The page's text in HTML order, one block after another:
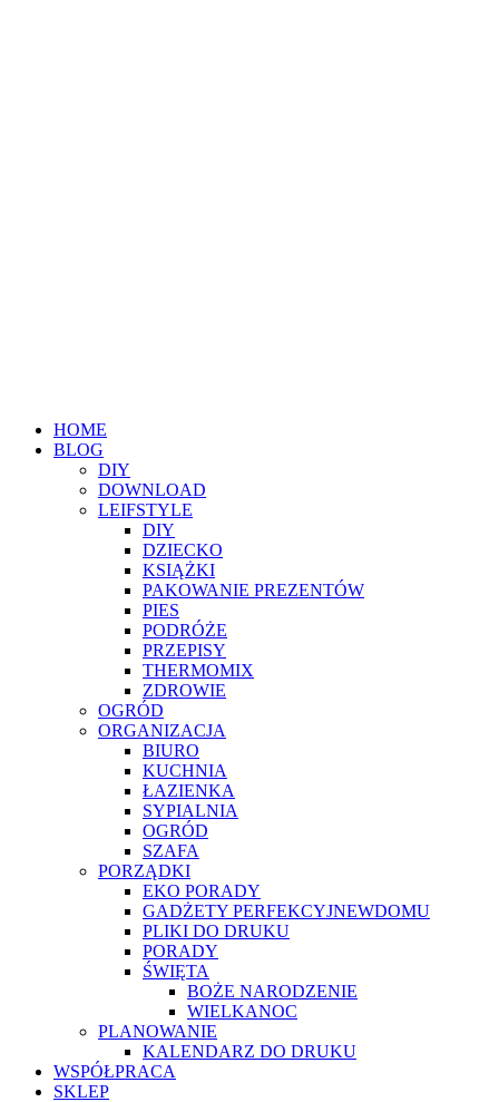
HOME
BLOG
DIY
DOWNLOAD
LEIFSTYLE
DIY
DZIECKO
KSIĄŻKI
PAKOWANIE PREZENTÓW
PIES
PODRÓŻE
PRZEPISY
THERMOMIX
ZDROWIE
OGRÓD
ORGANIZACJA
BIURO
KUCHNIA
ŁAZIENKA
SYPIALNIA
OGRÓD
SZAFA
PORZĄDKI
EKO PORADY
GADŻETY PERFEKCYJNEWDOMU
PLIKI DO DRUKU
PORADY
ŚWIĘTA
BOŻE NARODZENIE
WIELKANOC
PLANOWANIE
KALENDARZ DO DRUKU
WSPÓŁPRACA
SKLEP